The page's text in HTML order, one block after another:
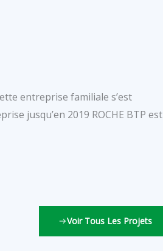
entreprise familiale s’est
jusqu’en 2019 ROCHE BTP est
Voir Tous Les Projets